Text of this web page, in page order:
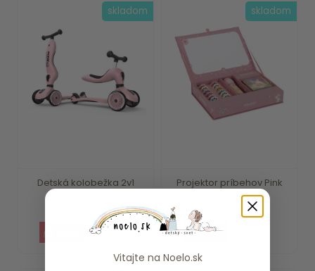
Detská kolobežka 2v1
scoot and ride -...
109.90 €
skladom
Projektor príbehov Pink
Little Dutch
skladom
Vitajte na Noelo.sk